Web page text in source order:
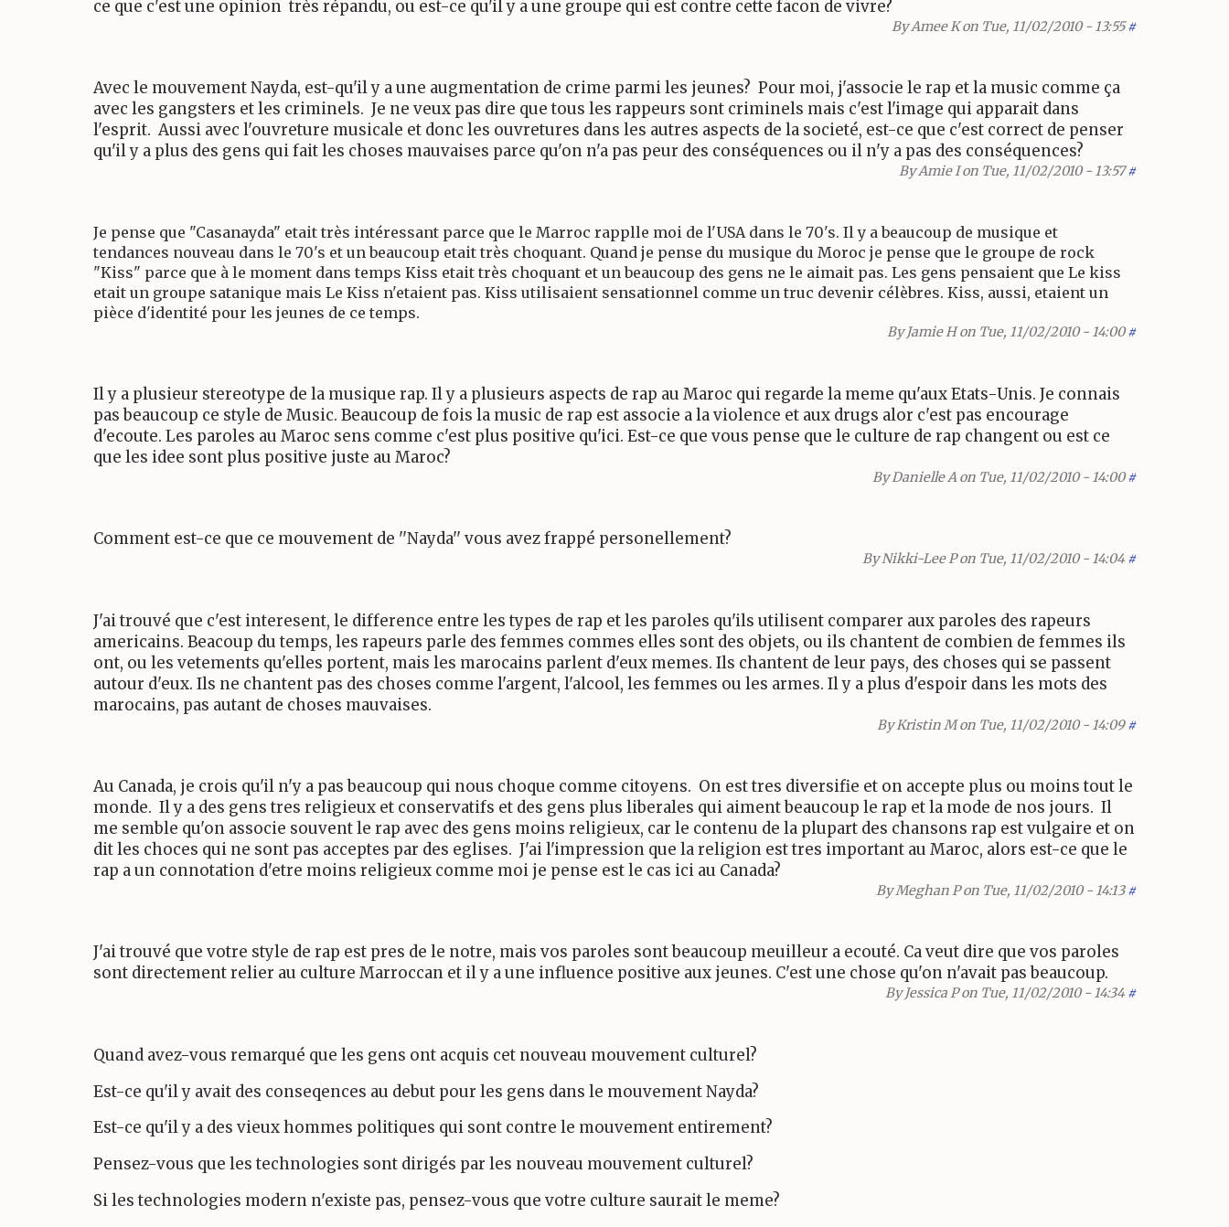
ce que c'est une opinion très répandu, ou est-ce qu'il y a une groupe qui est contre cette facon de vivre?
ByAmee Kon Tue, 11/02/2010 - 13:55 #
Avec le mouvement Nayda, est-qu'il y a une augmentation de crime parmi les jeunes? Pour moi, j'associe le rap et la music comme ça
avec les gangsters et les criminels. Je ne veux pas dire que tous les rappeurs sont criminels mais c'est l'image qui apparait dans
l'esprit. Aussi avec l'ouvreture musicale et donc les ouvretures dans les autres aspects de la societé, est-ce que c'est correct de penser
qu'il y a plus des gens qui fait les choses mauvaises parce qu'on n'a pas peur des conséquences ou il n'y a pas des conséquences?
ByAmie Ion Tue, 11/02/2010 - 13:57 #
Je pense que "Casanayda" etait très intéressant parce que le Marroc rapplle moi de l'USA dans le 70's. Il y a beaucoup de musique et
tendances nouveau dans le 70's et un beaucoup etait très choquant. Quand je pense du musique du Moroc je pense que le groupe de rock
"Kiss" parce que à le moment dans temps Kiss etait très choquant et un beaucoup des gens ne le aimait pas. Les gens pensaient que Le kiss
etait un groupe satanique mais Le Kiss n'etaient pas. Kiss utilisaient sensationnel comme un truc devenir célèbres. Kiss, aussi, etaient un
pièce d'identité pour les jeunes de ce temps.
ByJamie Hon Tue, 11/02/2010 - 14:00 #
Il y a plusieur stereotype de la musique rap. Il y a plusieurs aspects de rap au Maroc qui regarde la meme qu'aux Etats-Unis. Je connais
pas beaucoup ce style de Music. Beaucoup de fois la music de rap est associe a la violence et aux drugs alor c'est pas encourage
d'ecoute. Les paroles au Maroc sens comme c'est plus positive qu'ici. Est-ce que vous pense que le culture de rap changent ou est ce
que les idee sont plus positive juste au Maroc?
ByDanielle Aon Tue, 11/02/2010 - 14:00 #
Comment est-ce que ce mouvement de ''Nayda'' vous avez frappé personellement?
ByNikki-Lee Pon Tue, 11/02/2010 - 14:04 #
J'ai trouvé que c'est interesent, le difference entre les types de rap et les paroles qu'ils utilisent comparer aux paroles des rapeurs
americains. Beacoup du temps, les rapeurs parle des femmes commes elles sont des objets, ou ils chantent de combien de femmes ils
ont, ou les vetements qu'elles portent, mais les marocains parlent d'eux memes. Ils chantent de leur pays, des choses qui se passent
autour d'eux. Ils ne chantent pas des choses comme l'argent, l'alcool, les femmes ou les armes. Il y a plus d'espoir dans les mots des
marocains, pas autant de choses mauvaises.
ByKristin Mon Tue, 11/02/2010 - 14:09 #
Au Canada, je crois qu'il n'y a pas beaucoup qui nous choque comme citoyens. On est tres diversifie et on accepte plus ou moins tout le
monde. Il y a des gens tres religieux et conservatifs et des gens plus liberales qui aiment beaucoup le rap et la mode de nos jours. Il
me semble qu'on associe souvent le rap avec des gens moins religieux, car le contenu de la plupart des chansons rap est vulgaire et on
dit les choces qui ne sont pas acceptes par des eglises. J'ai l'impression que la religion est tres important au Maroc, alors est-ce que le
rap a un connotation d'etre moins religieux comme moi je pense est le cas ici au Canada?
ByMeghan Pon Tue, 11/02/2010 - 14:13 #
J'ai trouvé que votre style de rap est pres de le notre, mais vos paroles sont beaucoup meuilleur a ecouté. Ca veut dire que vos paroles
sont directement relier au culture Marroccan et il y a une influence positive aux jeunes. C'est une chose qu'on n'avait pas beaucoup.
ByJessica Pon Tue, 11/02/2010 - 14:34 #
Quand avez-vous remarqué que les gens ont acquis cet nouveau mouvement culturel?
Est-ce qu'il y avait des conseqences au debut pour les gens dans le mouvement Nayda?
Est-ce qu'il y a des vieux hommes politiques qui sont contre le mouvement entirement?
Pensez-vous que les technologies sont dirigés par les nouveau mouvement culturel?
Si les technologies modern n'existe pas, pensez-vous que votre culture saurait le meme?